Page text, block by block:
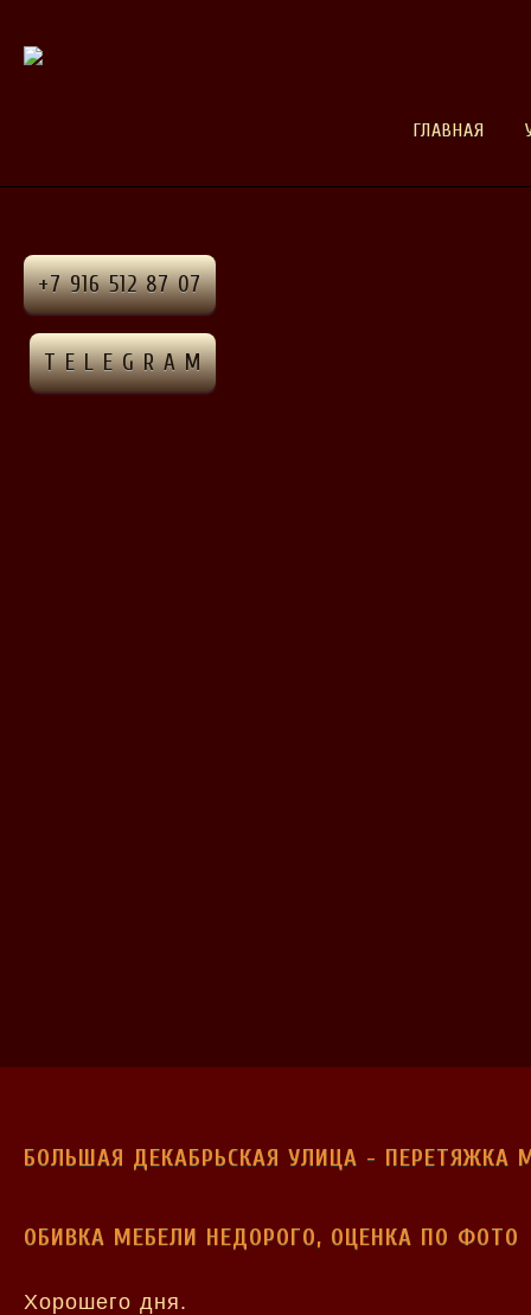
ГЛАВНАЯ
+7 916 512 87 07
T E L E G R A M
БОЛЬШАЯ ДЕКАБРЬСКАЯ УЛИЦА - ПЕРЕТЯЖКА
ОБИВКА МЕБЕЛИ НЕДОРОГО, ОЦЕНКА ПО ФОТО
Хорошего дня.